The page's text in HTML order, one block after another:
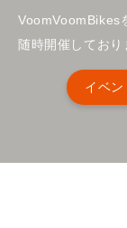
VoomVoomBikes
随時開催しており
イベ